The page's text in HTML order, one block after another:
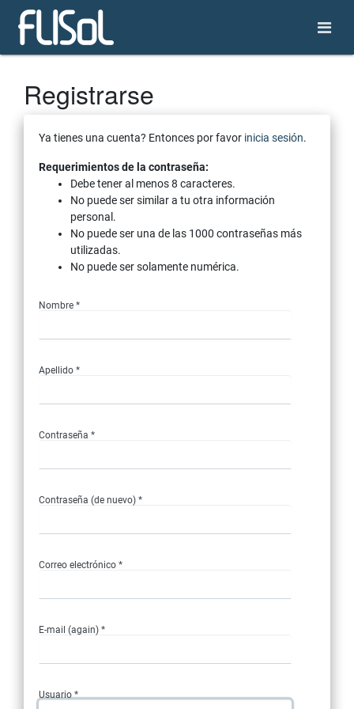
Registrarse
Ya tienes una cuenta? Entonces por favor inicia sesión.
Requerimientos de la contraseña:
Debe tener al menos 8 caracteres.
No puede ser similar a tu otra información
personal.
No puede ser una de las 1000 contraseñas más
utilizadas.
No puede ser solamente numérica.
Nombre *
Apellido *
Contraseña *
Contraseña (de nuevo) *
Correo electrónico *
E-mail (again) *
Usuario *